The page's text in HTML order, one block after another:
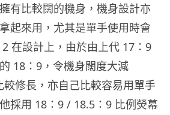
有比較闊的機身，機身設計亦
起來用，尤其是單手使用時會
在設計上，由於由上代 17：9
18：9，令機身闊度大減
修長，亦自己比較容易用單手
採用 18：9 / 18.5：9 比例熒幕